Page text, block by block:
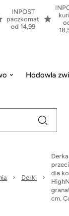
INPOST
paczkomat
od 14,99
Hodowla
Derki
Derka
dla
cm,